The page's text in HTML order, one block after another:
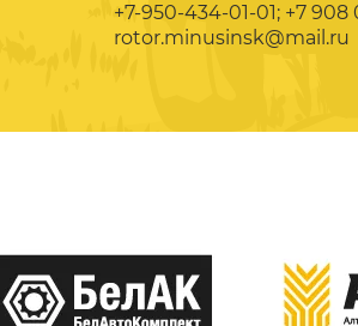
+7-950-434-01-01; +7 908
rotor.minusinsk@mail.ru